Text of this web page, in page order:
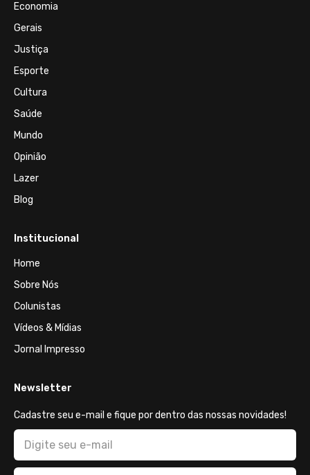
Economia
Gerais
Justiça
Esporte
Cultura
Saúde
Mundo
Opinião
Lazer
Blog
Institucional
Home
Sobre Nós
Colunistas
Vídeos & Mídias
Jornal Impresso
Newsletter
Cadastre seu e-mail e fique por dentro das nossas novidades!